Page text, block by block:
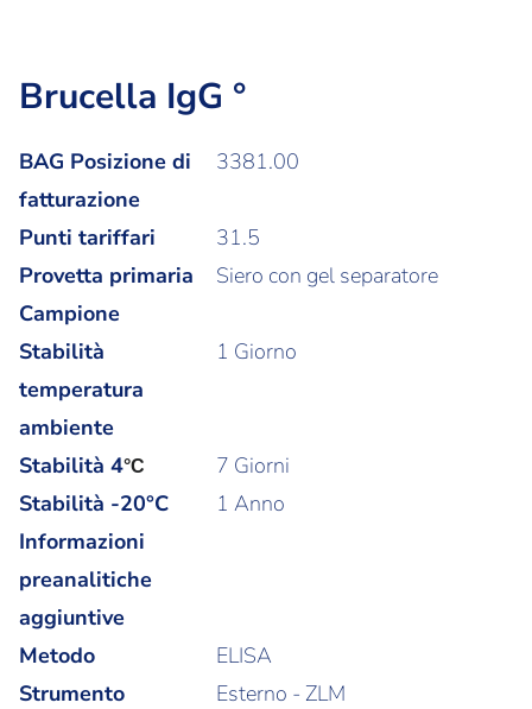
Brucella IgG °
BAG Posizione di
fatturazione
3381.00
Punti tariffari
31.5
Provetta primaria
Siero con gel separatore
Campione
Stabilità
temperatura
ambiente
1 Giorno
Stabilità 4°C
7 Giorni
Stabilità -20°C
1 Anno
Informazioni
preanalitiche
aggiuntive
Metodo
ELISA
Strumento
Esterno - ZLM